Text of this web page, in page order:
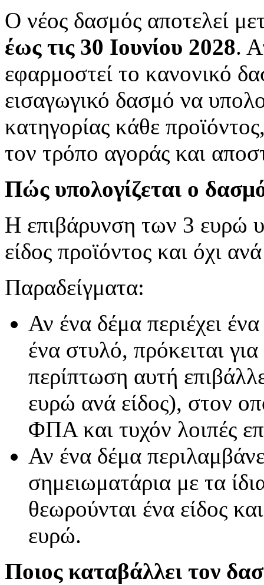
Ο νέος δασμός αποτελεί
έως τις 30 Ιουνίου 2028.
εφαρμοστεί το κανονικό
εισαγωγικό δασμό να
κατηγορίας κάθε
τον τρόπο αγοράς και
Πώς υπολογίζεται ο
Η επιβάρυνση των 3 ευρώ
είδος προϊόντος και όχι
Παραδείγματα:
Αν ένα δέμα περιέχει
ένα στυλό, πρόκειται
περίπτωση αυτή
ευρώ ανά είδος), στον
ΦΠΑ και τυχόν λοιπές
Αν ένα δέμα
σημειωματάρια με τα
θεωρούνται ένα είδος
ευρώ.
Ποιος καταβάλλει τον